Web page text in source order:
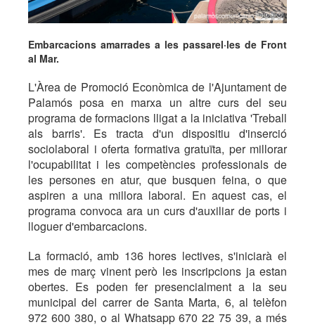
Embarcacions amarrades a les passarel·les de Front
al Mar.
L'Àrea de Promoció Econòmica de l'Ajuntament de
Palamós posa en marxa un altre curs del seu
programa de formacions lligat a la iniciativa 'Treball
als barris'. Es tracta d'un dispositiu d'inserció
sociolaboral i oferta formativa gratuïta, per millorar
l'ocupabilitat i les competències professionals de
les persones en atur, que busquen feina, o que
aspiren a una millora laboral. En aquest cas, el
programa convoca ara un curs d'auxiliar de ports i
lloguer d'embarcacions.
La formació, amb 136 hores lectives, s'iniciarà el
mes de març vinent però les inscripcions ja estan
obertes. Es poden fer presencialment a la seu
municipal del carrer de Santa Marta, 6, al telèfon
972 600 380, o al Whatsapp 670 22 75 39, a més